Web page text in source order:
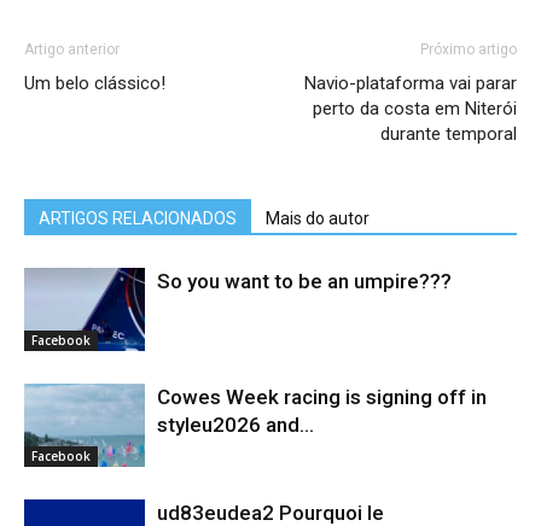
Artigo anterior
Um belo clássico!
Próximo artigo
Navio-plataforma vai parar
perto da costa em Niterói
durante temporal
ARTIGOS RELACIONADOS Mais do autor
Facebook
So you want to be an umpire???
Facebook
Cowes Week racing is signing off in
styleu2026 and...
ud83eudea2 Pourquoi le